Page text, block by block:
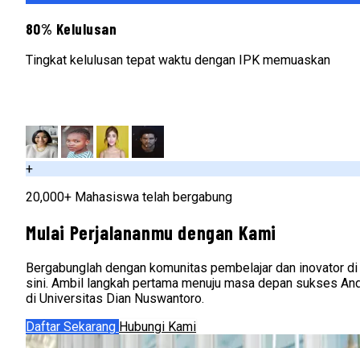
80% Kelulusan
Tingkat kelulusan tepat waktu dengan IPK memuaskan
+
20,000+ Mahasiswa telah bergabung
Mulai Perjalananmu dengan Kami
Bergabunglah dengan komunitas pembelajar dan inovator di
sini. Ambil langkah pertama menuju masa depan sukses
di Universitas Dian Nuswantoro.
Daftar Sekarang Hubungi Kami